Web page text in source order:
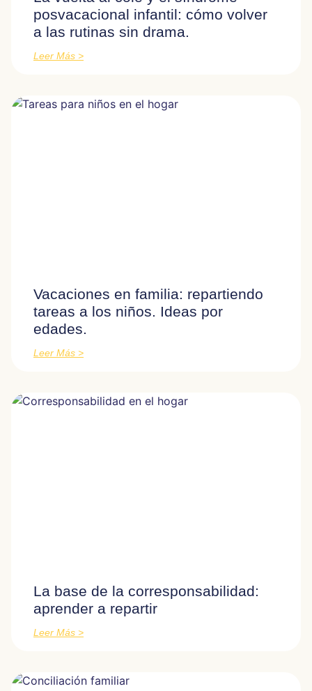
posvacacional infantil: cómo volver
a las rutinas sin drama.
Leer Más >
Vacaciones en familia: repartiendo
tareas a los niños. Ideas por
edades.
Leer Más >
La base de la corresponsabilidad:
aprender a repartir
Leer Más >